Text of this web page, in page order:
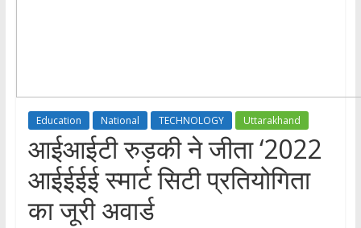
Education National TECHNOLOGY Uttarakhand
आईआईटी रुड़की ने जीता ‘2022
आईईईई स्मार्ट सिटी प्रतियोगिता
का जूरी अवार्ड